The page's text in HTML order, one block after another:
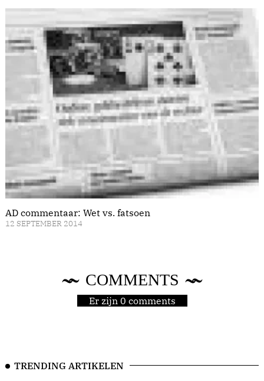
AD commentaar: Wet vs. fatsoen
12 SEPTEMBER 2014
COMMENTS
Er zijn 0 comments
TRENDING ARTIKELEN